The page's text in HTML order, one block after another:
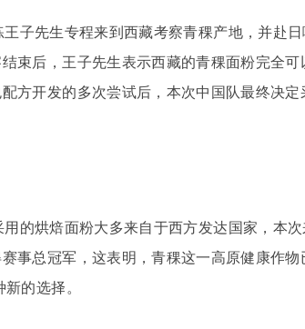
子先生专程来到西藏考察青稞产地，并赴
束后，王子先生表示西藏的青稞面粉完全可
方开发的多次尝试后，本次中国队最终决定
的烘焙面粉大多来自于西方发达国家，本
事总冠军，这表明，青稞这一高原健康作
的选择。